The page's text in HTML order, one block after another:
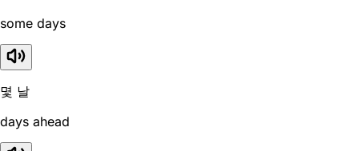
some days
몇 날
days ahead